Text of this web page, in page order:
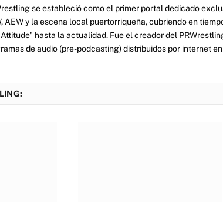
se estableció como el primer portal dedicado
AEW y la escena local puertorriqueña, cubriendo en
hasta la actualidad. Fue el creador del
de audio (pre-podcasting) distribuidos por internet